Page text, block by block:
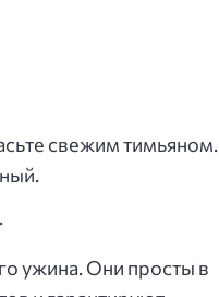
свежим тимьяном.
ужина. Они просты в